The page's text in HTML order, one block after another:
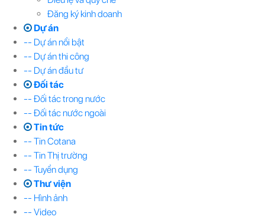
Đăng ký kinh doanh
Dự án
-- Dự án nổi bật
-- Dự án thi công
-- Dự án đầu tư
Đối tác
-- Đối tác trong nước
-- Đối tác nước ngoài
Tin tức
-- Tin Cotana
-- Tin Thị trường
-- Tuyển dụng
Thư viện
-- Hình ảnh
-- Video